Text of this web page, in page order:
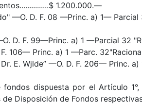
1.200.000.—
—O. D. F. 08 —Princ. a) 1— Parcial
D. F. 99—Princ. a) 1 —Parcial 32
106— Princ. a) 1 —Parc.
E. Wjlde” —O. D. F. 206— Princ. a)
dispuesta por el Artículo
Disposición de Fondos